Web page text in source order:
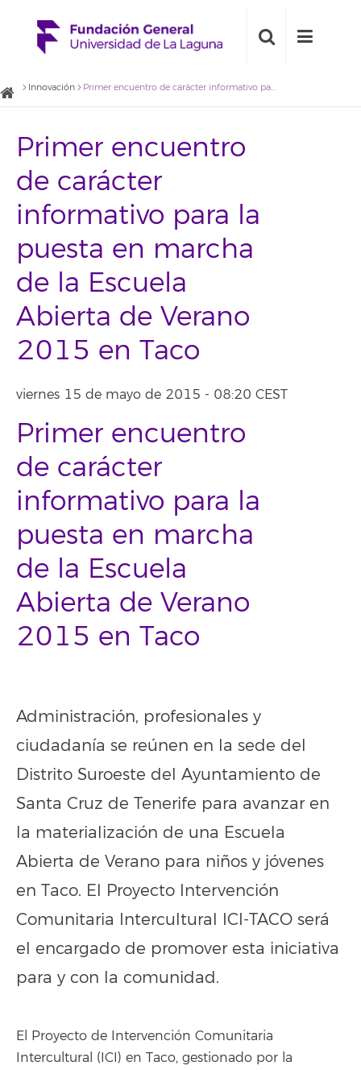
Innovación Primer encuentro de carácter informativo para la puesta en marcha de la Escuela Abierta de Verano 2015 en Taco
Primer encuentro
de carácter
informativo para la
puesta en marcha
de la Escuela
Abierta de Verano
2015 en Taco
viernes 15 de mayo de 2015 - 08:20 CEST
Primer encuentro
de carácter
informativo para la
puesta en marcha
de la Escuela
Abierta de Verano
2015 en Taco
Administración, profesionales y
ciudadanía se reúnen en la sede del
Distrito Suroeste del Ayuntamiento de
Santa Cruz de Tenerife para avanzar en
la materialización de una Escuela
Abierta de Verano para niños y jóvenes
en Taco. El Proyecto Intervención
Comunitaria Intercultural ICI-TACO será
el encargado de promover esta iniciativa
para y con la comunidad.
El Proyecto de Intervención Comunitaria
Intercultural (ICI) en Taco, gestionado por la